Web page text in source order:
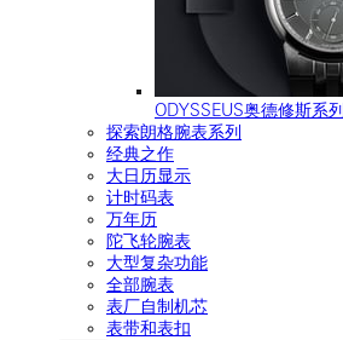
ODYSSEUS奥德修斯系列
探索朗格腕表系列
经典之作
大日历显示
计时码表
万年历
陀飞轮腕表
大型复杂功能
全部腕表
表厂自制机芯
表带和表扣